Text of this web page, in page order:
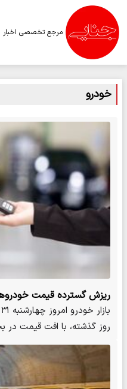
مرجع تخصصی اخبار
خودرو
ریزش گسترده قیمت
پژو، سمند، کوییک، شاهین و
روز گذشته، با افت قیمت